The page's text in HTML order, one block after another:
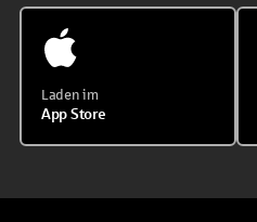
Laden im
App Store